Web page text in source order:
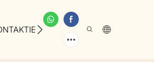
SIE UNS ÜBER UNS